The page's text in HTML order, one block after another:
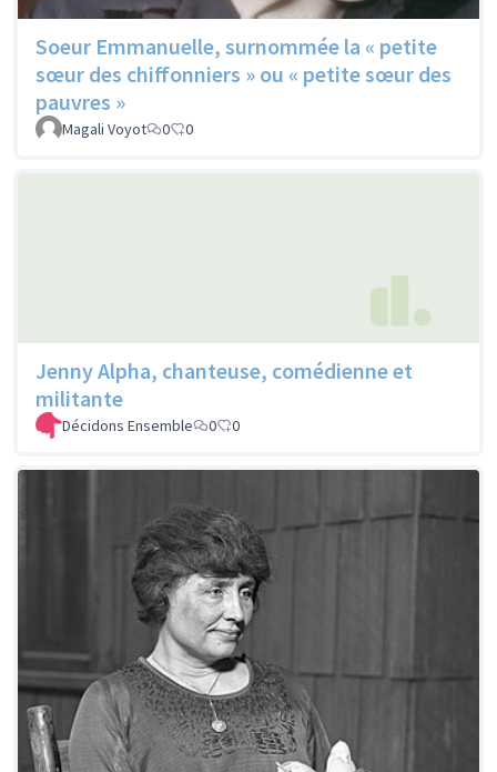
Soeur Emmanuelle, surnommée la « petite
sœur des chiffonniers » ou « petite sœur des
pauvres »
Magali Voyot 0 0
Jenny Alpha, chanteuse, comédienne et
militante
Décidons Ensemble 0 0